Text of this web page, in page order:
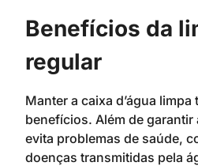
Benefícios da
regular
Manter a caixa d’água
benefícios. Além de
evita problemas de saúde,
doenças transmitidas pela